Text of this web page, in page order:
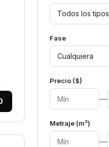
Todos los tipos
Fase
Cualquiera
Precio ($)
—
Metraje (m²)
—